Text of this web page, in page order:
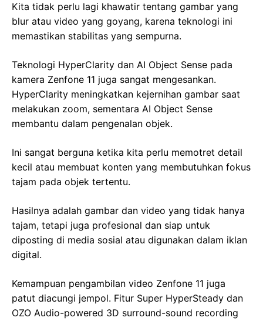
Kita tidak perlu lagi khawatir tentang gambar yang
blur atau video yang goyang, karena teknologi ini
memastikan stabilitas yang sempurna.
Teknologi HyperClarity dan AI Object Sense pada
kamera Zenfone 11 juga sangat mengesankan.
HyperClarity meningkatkan kejernihan gambar saat
melakukan zoom, sementara AI Object Sense
membantu dalam pengenalan objek.
Ini sangat berguna ketika kita perlu memotret detail
kecil atau membuat konten yang membutuhkan fokus
tajam pada objek tertentu.
Hasilnya adalah gambar dan video yang tidak hanya
tajam, tetapi juga profesional dan siap untuk
diposting di media sosial atau digunakan dalam iklan
digital.
Kemampuan pengambilan video Zenfone 11 juga
patut diacungi jempol. Fitur Super HyperSteady dan
OZO Audio-powered 3D surround-sound recording